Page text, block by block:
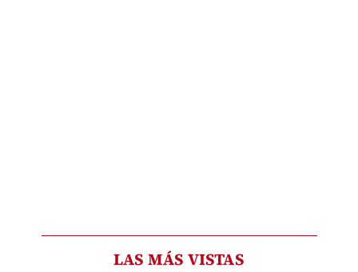
LAS MÁS VISTAS